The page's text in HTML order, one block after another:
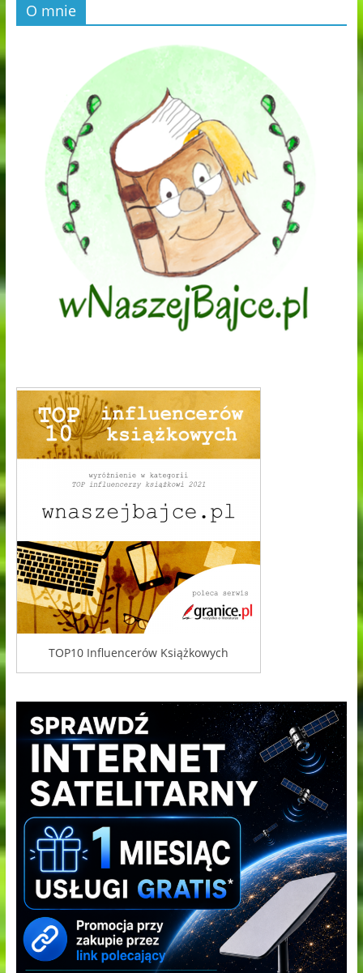
O mnie
TOP10 Influencerów Książkowych